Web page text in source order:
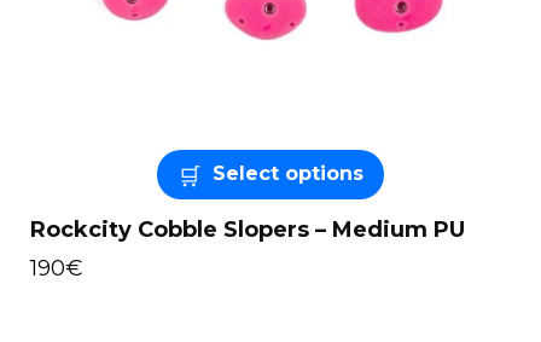
Select options
Rockcity Cobble Slopers – Medium PU
190€